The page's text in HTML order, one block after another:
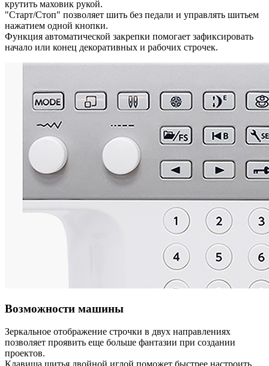
крутить маховик рукой.
"Старт/Стоп" позволяет шить без педали и управлять шитьем
нажатием одной кнопки.
Функция автоматической закрепки помогает зафиксировать
начало или конец декоративных и рабочих строчек.
Возможности машины
Зеркальное отображение строчки в двух направлениях
позволяет проявить еще больше фантазии при создании
проектов.